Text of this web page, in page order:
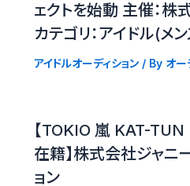
ェクトを始動 主催：株
カテゴリ：アイドル(メ
アイドルオーディション/ By オー
【TOKIO 嵐 KAT-
在籍】株式会社ジャニ
ョン